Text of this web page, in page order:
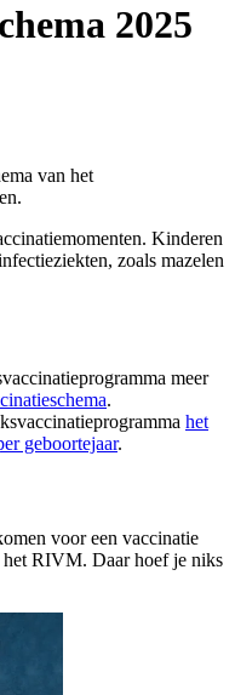
2025
van het
Kinderen
zoals mazelen
meer
.
het
geboortejaar.
voor een vaccinatie
RIVM. Daar hoef je niks